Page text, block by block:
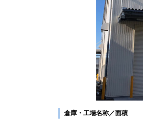
倉庫・工場名称／面積